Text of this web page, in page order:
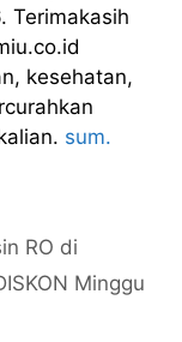
Terimakasih
kesehatan,
sum.
RO di
Minggu